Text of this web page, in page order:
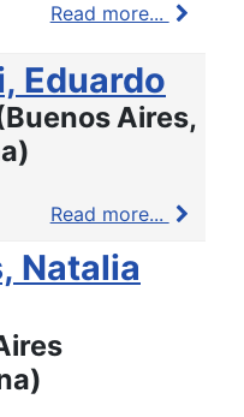
Read more...
Eduardo
Aires,
Read more...
Natalia